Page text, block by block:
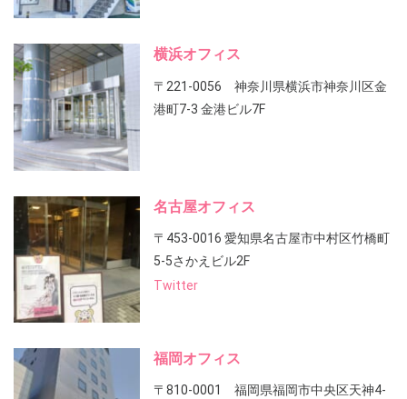
横浜オフィス
〒221-0056 神奈川県横浜市神奈川区金
港町7-3 金港ビル7F
名古屋オフィス
〒453-0016 愛知県名古屋市中村区竹橋町
5-5さかえビル2F
Twitter
福岡オフィス
〒810-0001 福岡県福岡市中央区天神4-